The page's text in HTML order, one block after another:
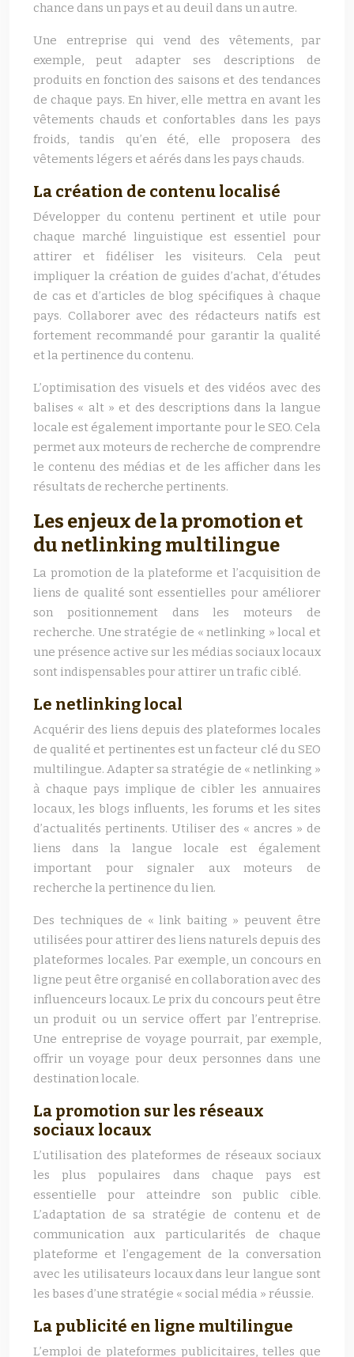
chance dans un pays et au deuil dans un autre.
Une entreprise qui vend des vêtements, par
exemple, peut adapter ses descriptions de
produits en fonction des saisons et des tendances
de chaque pays. En hiver, elle mettra en avant les
vêtements chauds et confortables dans les pays
froids, tandis qu’en été, elle proposera des
vêtements légers et aérés dans les pays chauds.
La création de contenu localisé
Développer du contenu pertinent et utile pour
chaque marché linguistique est essentiel pour
attirer et fidéliser les visiteurs. Cela peut
impliquer la création de guides d’achat, d’études
de cas et d’articles de blog spécifiques à chaque
pays. Collaborer avec des rédacteurs natifs est
fortement recommandé pour garantir la qualité
et la pertinence du contenu.
L’optimisation des visuels et des vidéos avec des
balises « alt » et des descriptions dans la langue
locale est également importante pour le SEO. Cela
permet aux moteurs de recherche de comprendre
le contenu des médias et de les afficher dans les
résultats de recherche pertinents.
Les enjeux de la promotion et
du netlinking multilingue
La promotion de la plateforme et l’acquisition de
liens de qualité sont essentielles pour améliorer
son positionnement dans les moteurs de
recherche. Une stratégie de « netlinking » local et
une présence active sur les médias sociaux locaux
sont indispensables pour attirer un trafic ciblé.
Le netlinking local
Acquérir des liens depuis des plateformes locales
de qualité et pertinentes est un facteur clé du SEO
multilingue. Adapter sa stratégie de « netlinking »
à chaque pays implique de cibler les annuaires
locaux, les blogs influents, les forums et les sites
d’actualités pertinents. Utiliser des « ancres » de
liens dans la langue locale est également
important pour signaler aux moteurs de
recherche la pertinence du lien.
Des techniques de « link baiting » peuvent être
utilisées pour attirer des liens naturels depuis des
plateformes locales. Par exemple, un concours en
ligne peut être organisé en collaboration avec des
influenceurs locaux. Le prix du concours peut être
un produit ou un service offert par l’entreprise.
Une entreprise de voyage pourrait, par exemple,
offrir un voyage pour deux personnes dans une
destination locale.
La promotion sur les réseaux
sociaux locaux
L’utilisation des plateformes de réseaux sociaux
les plus populaires dans chaque pays est
essentielle pour atteindre son public cible.
L’adaptation de sa stratégie de contenu et de
communication aux particularités de chaque
plateforme et l’engagement de la conversation
avec les utilisateurs locaux dans leur langue sont
les bases d’une stratégie « social média » réussie.
La publicité en ligne multilingue
L’emploi de plateformes publicitaires, telles que